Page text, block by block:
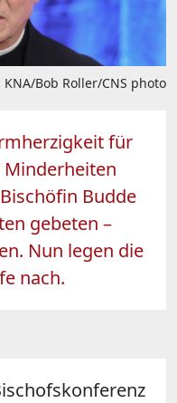
KNA/Bob Roller/CNS photo
für
Budde
gebeten –
Nun legen die
nach.